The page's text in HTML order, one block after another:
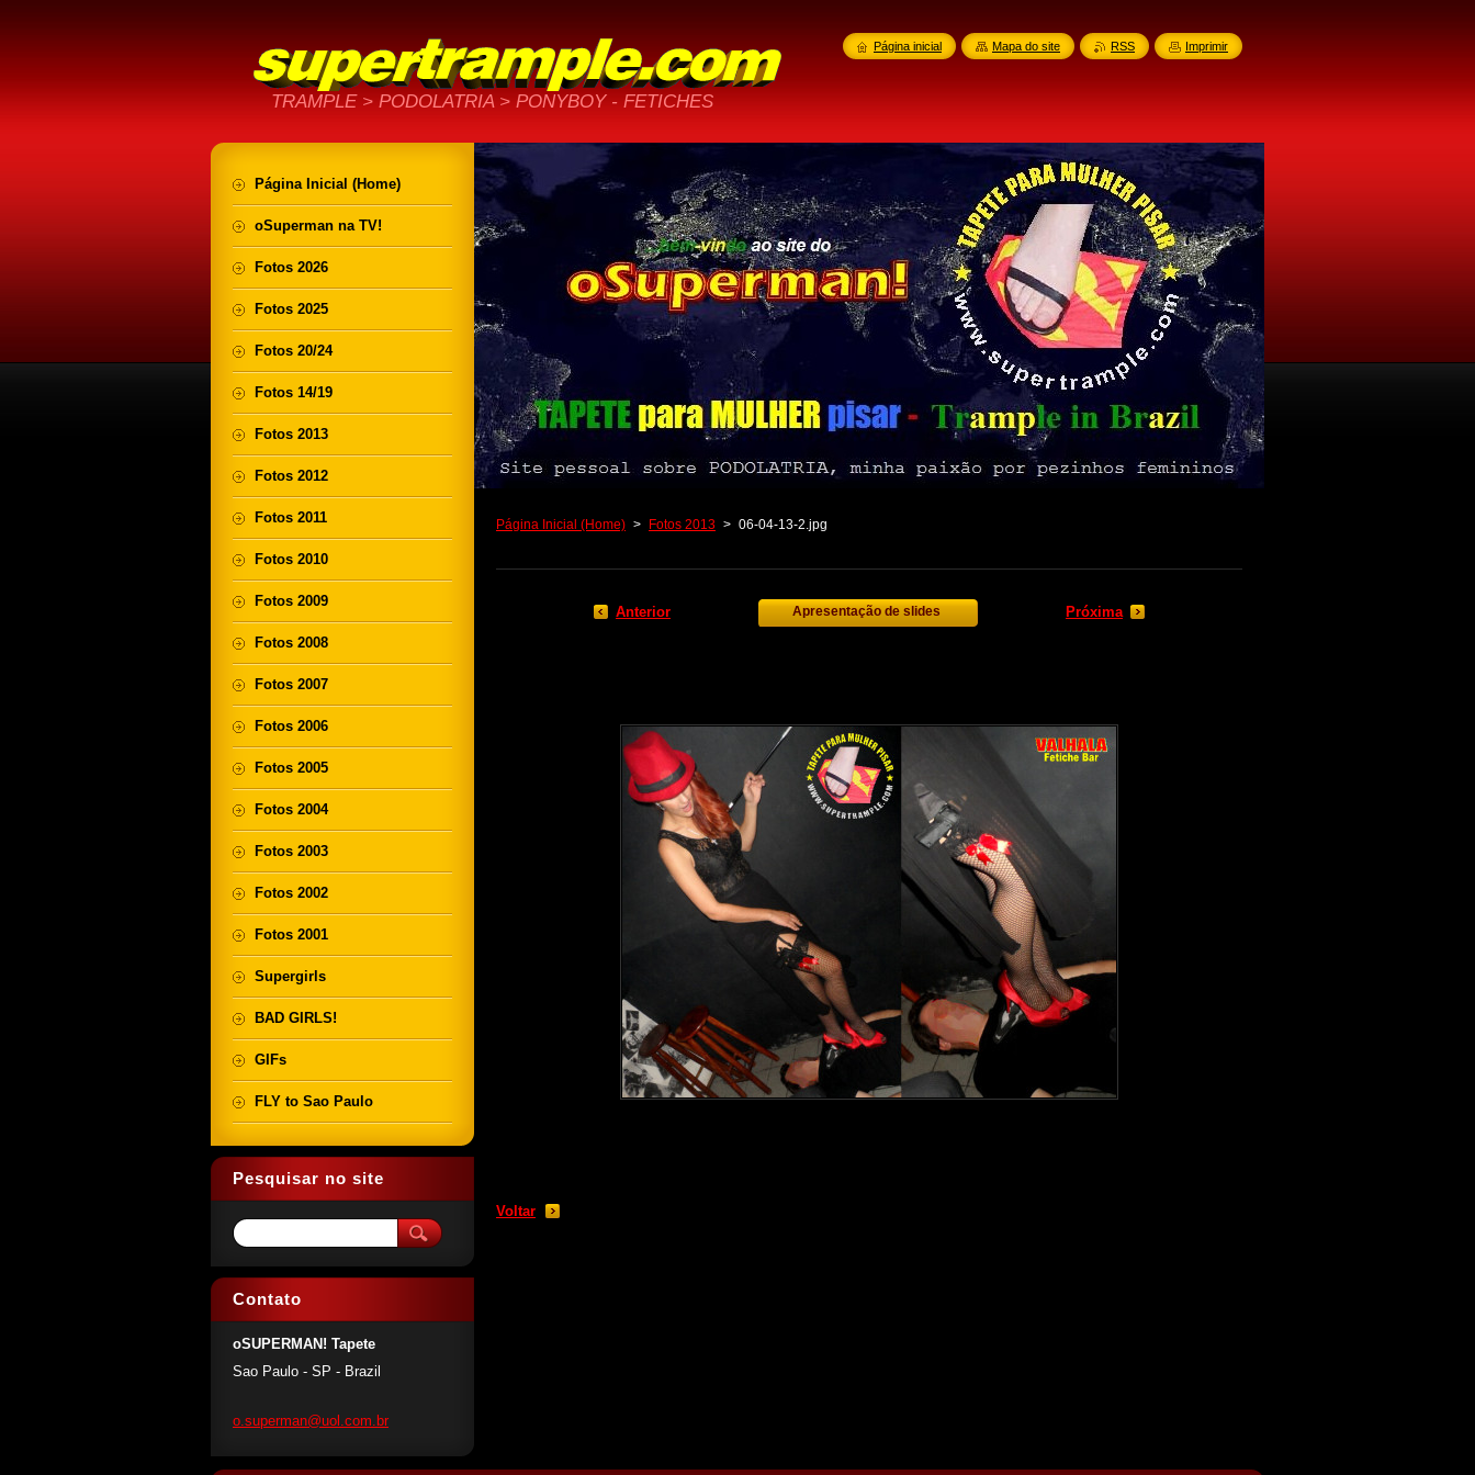
TRAMPLE > PODOLATRIA > PONYBOY - FETICHES
Página Inicial (Home) > Fotos 2013 > 06-04-13-2.jpg
Anterior Apresentação de slides Próxima
Voltar
Página Inicial (Home)
oSuperman na TV!
Fotos 2026
Fotos 2025
Fotos 20/24
Fotos 14/19
Fotos 2013
Fotos 2012
Fotos 2011
Fotos 2010
Fotos 2009
Fotos 2008
Fotos 2007
Fotos 2006
Fotos 2005
Fotos 2004
Fotos 2003
Fotos 2002
Fotos 2001
Supergirls
BAD GIRLS!
GIFs
FLY to Sao Paulo
Pesquisar no site
Contato
oSUPERMAN! Tapete
Sao Paulo - SP - Brazil
o.superman@uol.com.br
Página inicial Mapa do site RSS Imprimir